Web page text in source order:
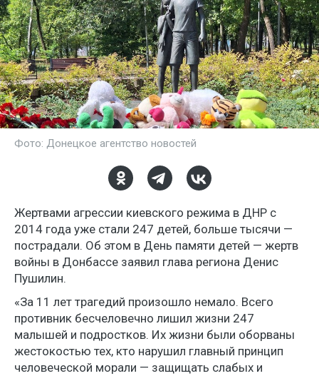
Фото: Донецкое агентство новостей
Жертвами агрессии киевского режима в ДНР с
2014 года уже стали 247 детей, больше тысячи —
пострадали. Об этом в День памяти детей — жертв
войны в Донбассе заявил глава региона Денис
Пушилин.
«За 11 лет трагедий произошло немало. Всего
противник бесчеловечно лишил жизни 247
малышей и подростков. Их жизни были оборваны
жестокостью тех, кто нарушил главный принцип
человеческой морали — защищать слабых и